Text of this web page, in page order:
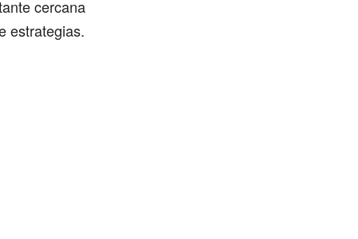
cercana
estrategias.